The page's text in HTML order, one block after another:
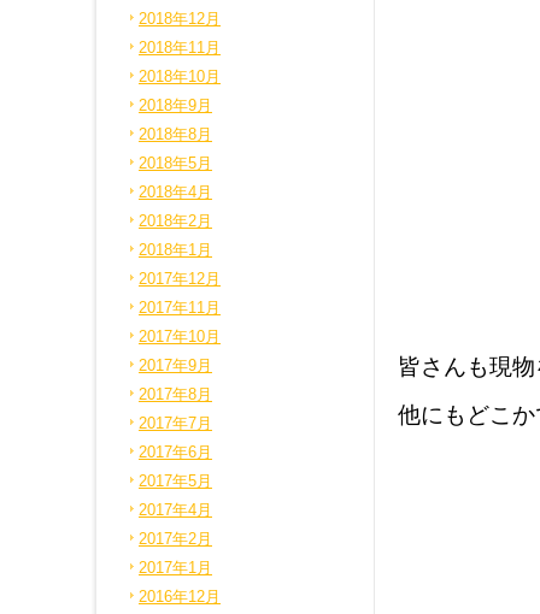
皆さんも現
他にもどこ
2018年12月
2018年11月
2018年10月
2018年9月
2018年8月
2018年5月
2018年4月
2018年2月
2018年1月
2017年12月
2017年11月
2017年10月
2017年9月
2017年8月
2017年7月
2017年6月
2017年5月
2017年4月
2017年2月
2017年1月
2016年12月